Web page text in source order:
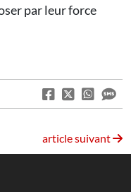
par leur force
article suivant